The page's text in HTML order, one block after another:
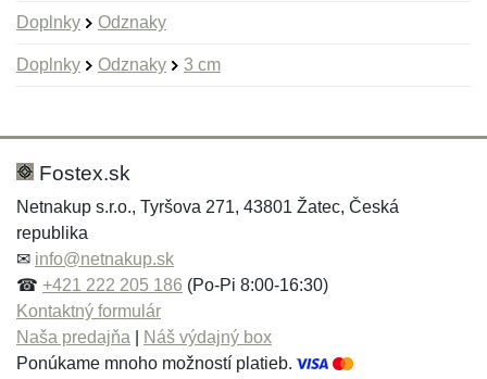
Doplnky Odznaky
Doplnky Odznaky 3 cm
Hodnotenie:
Meno:*
E-mail:
Meno:
E-mail:*
Správa*
Fostex.sk
Netnakup s.r.o., Tyršova 271, 43801 Žatec, Česká
republika
✉ info@netnakup.sk
☎ +421 222 205 186 (Po-Pi 8:00-16:30)
Kontaktný formulár
Naša predajňa
Náš výdajný box
Ponúkame mnoho možností platieb.